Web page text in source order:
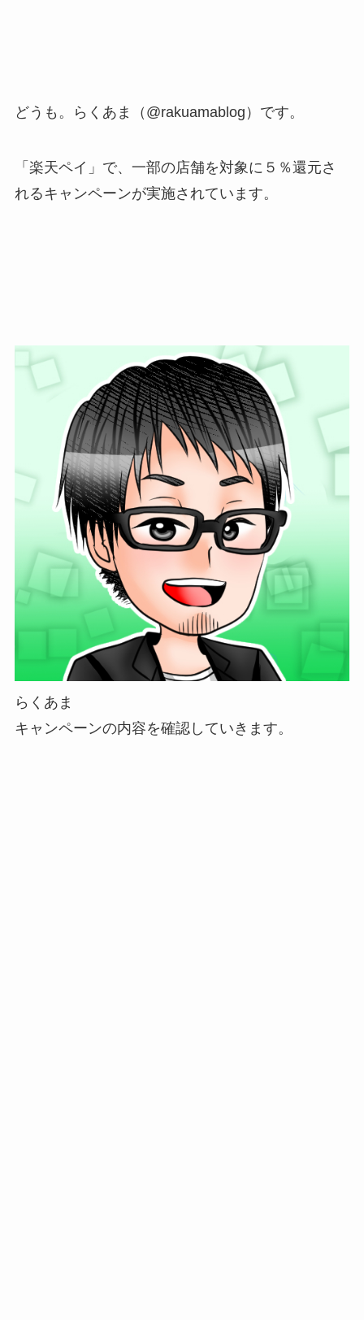
どうも。らくあま（@rakuamablog）です。
「楽天ペイ」で、一部の店舗を対象に５％還元さ
れるキャンペーンが実施されています。
らくあま
キャンペーンの内容を確認していきます。